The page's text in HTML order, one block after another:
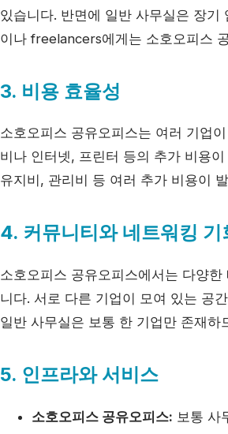
있습니다. 반면에 일반 사무실은 장
이나 freelancers에게는 소호오피스
3. 비용 효율성
소호오피스 공유오피스는 여러 기업
비나 인터넷, 프린터 등의 추가 비용
유지비, 관리비 등 여러 추가 비용이
4. 커뮤니티와 네트워킹 기
소호오피스 공유오피스에서는 다양
니다. 서로 다른 기업이 모여 있는 공
일반 사무실은 보통 한 기업만 존재
5. 인프라와 서비스
소호오피스 공유오피스: 보통 사